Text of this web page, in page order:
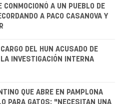
CONMOCIONÓ A UN PUEBLO DE
A PACO CASANOVA Y
DEL HUN ACUSADO DE
INVESTIGACIÓN INTERNA
QUE ABRE EN PAMPLONA
PARA GATOS: "NECESITAN UNA